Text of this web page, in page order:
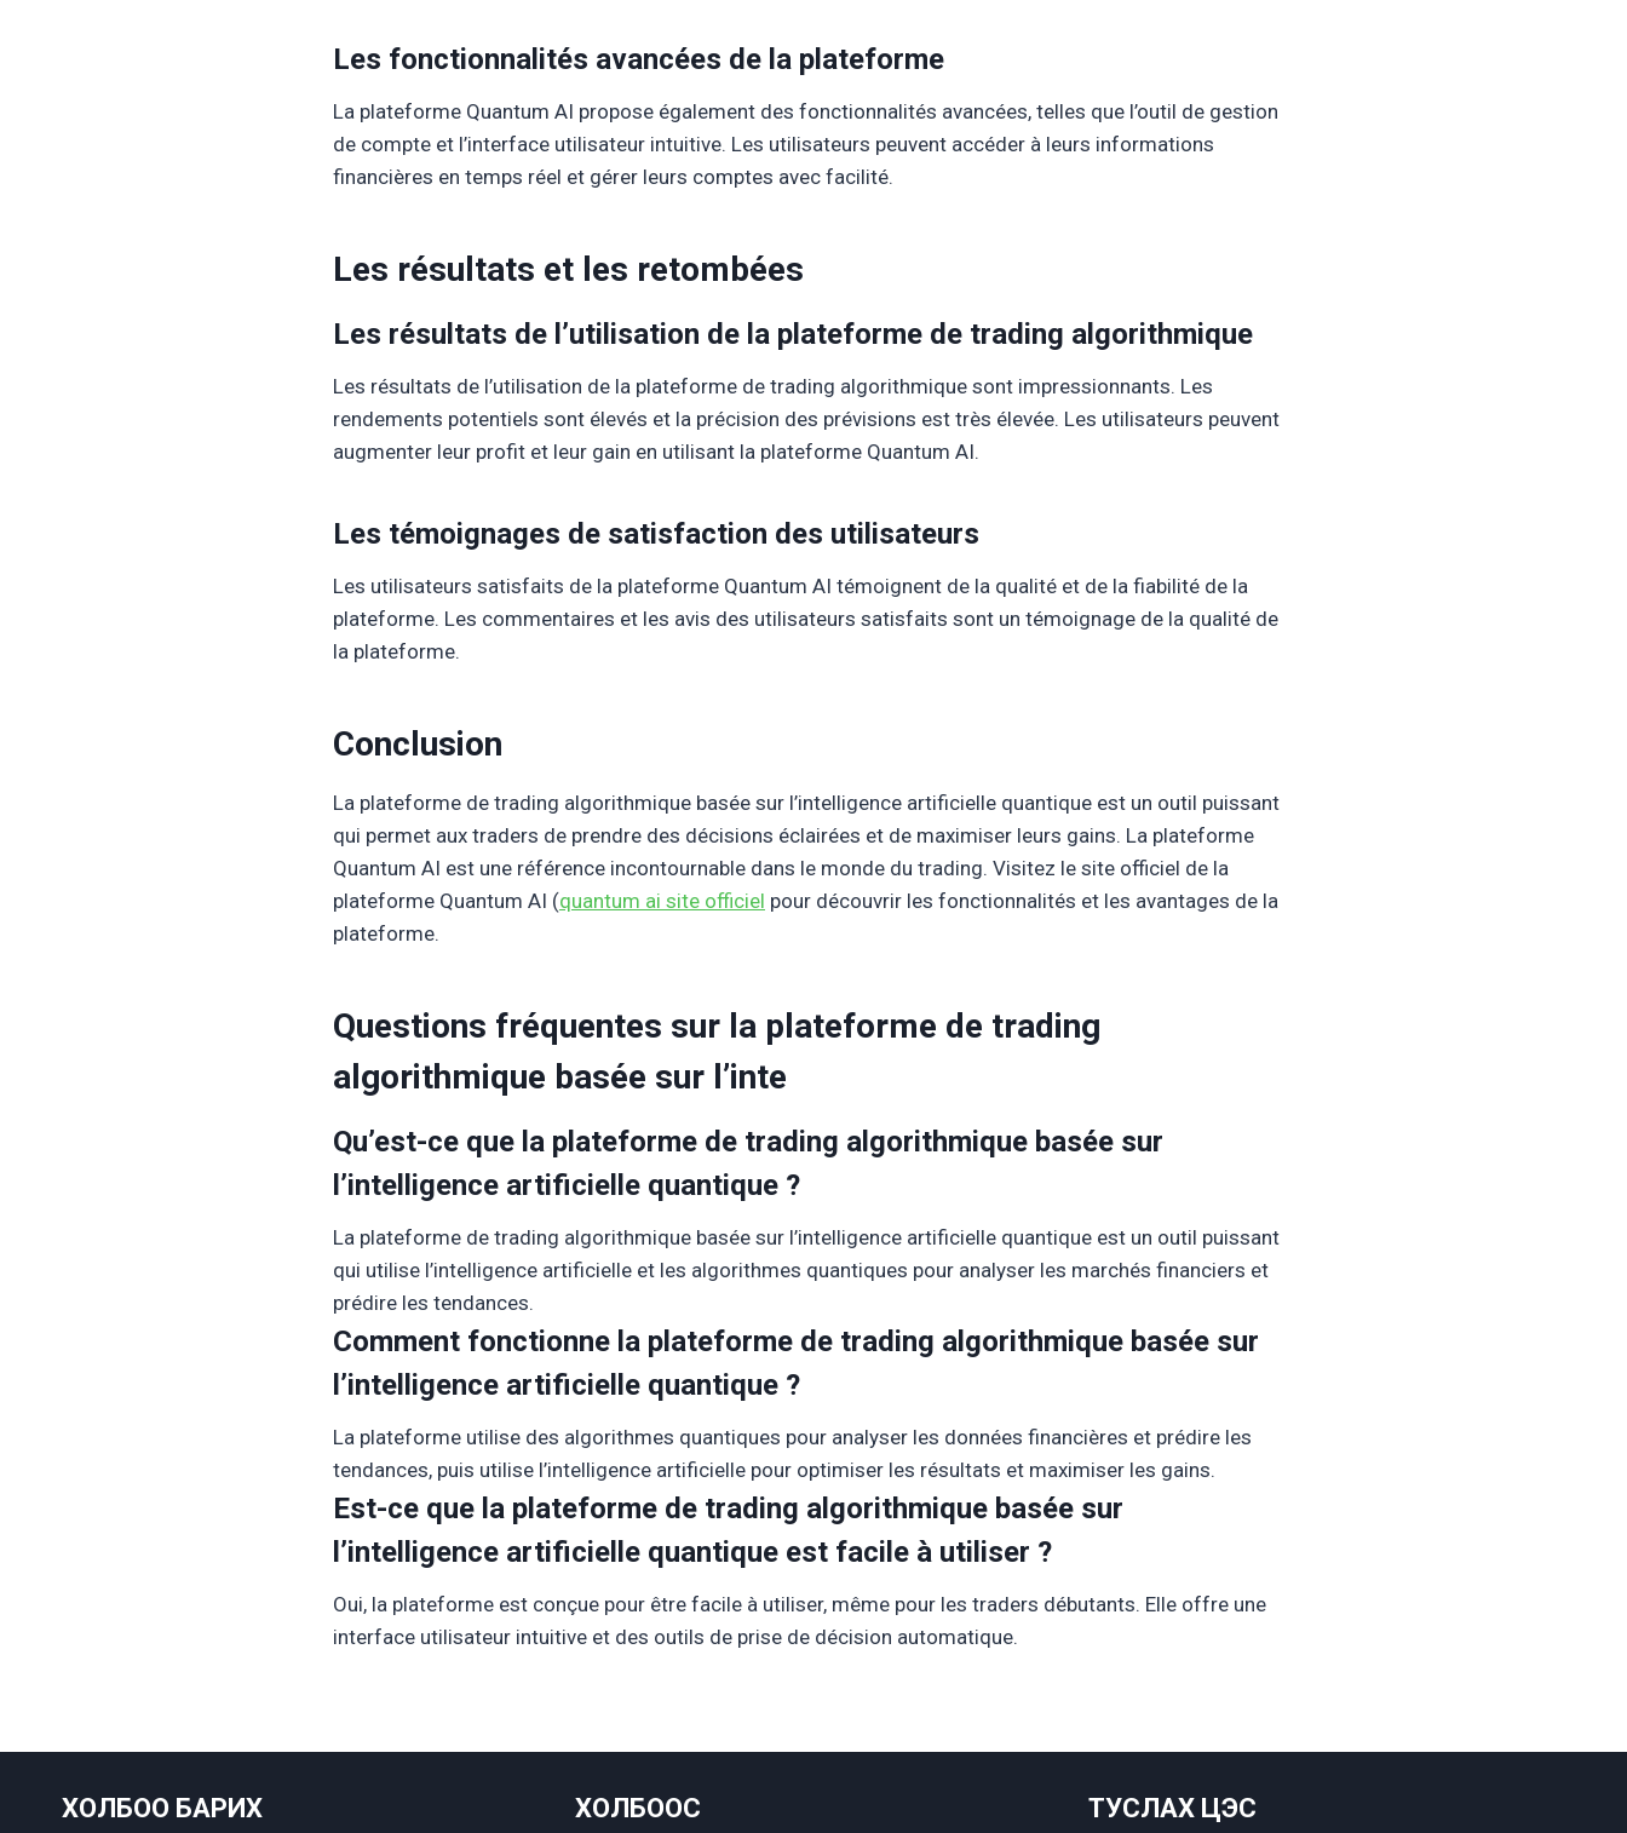
Les fonctionnalités avancées de la plateforme
La plateforme Quantum AI propose également des fonctionnalités avancées, telles que l’outil de gestion
de compte et l’interface utilisateur intuitive. Les utilisateurs peuvent accéder à leurs informations
financières en temps réel et gérer leurs comptes avec facilité.
Les résultats et les retombées
Les résultats de l’utilisation de la plateforme de trading algorithmique
Les résultats de l’utilisation de la plateforme de trading algorithmique sont impressionnants. Les
rendements potentiels sont élevés et la précision des prévisions est très élevée. Les utilisateurs peuvent
augmenter leur profit et leur gain en utilisant la plateforme Quantum AI.
Les témoignages de satisfaction des utilisateurs
Les utilisateurs satisfaits de la plateforme Quantum AI témoignent de la qualité et de la fiabilité de la
plateforme. Les commentaires et les avis des utilisateurs satisfaits sont un témoignage de la qualité de
la plateforme.
Conclusion
La plateforme de trading algorithmique basée sur l’intelligence artificielle quantique est un outil puissant
qui permet aux traders de prendre des décisions éclairées et de maximiser leurs gains. La plateforme
Quantum AI est une référence incontournable dans le monde du trading. Visitez le site officiel de la
plateforme Quantum AI (quantum ai site officiel pour découvrir les fonctionnalités et les avantages de la
plateforme.
Questions fréquentes sur la plateforme de trading
algorithmique basée sur l’inte
Qu’est-ce que la plateforme de trading algorithmique basée sur
l’intelligence artificielle quantique ?
La plateforme de trading algorithmique basée sur l’intelligence artificielle quantique est un outil puissant
qui utilise l’intelligence artificielle et les algorithmes quantiques pour analyser les marchés financiers et
prédire les tendances.
Comment fonctionne la plateforme de trading algorithmique basée sur
l’intelligence artificielle quantique ?
La plateforme utilise des algorithmes quantiques pour analyser les données financières et prédire les
tendances, puis utilise l’intelligence artificielle pour optimiser les résultats et maximiser les gains.
Est-ce que la plateforme de trading algorithmique basée sur
l’intelligence artificielle quantique est facile à utiliser ?
Oui, la plateforme est conçue pour être facile à utiliser, même pour les traders débutants. Elle offre une
interface utilisateur intuitive et des outils de prise de décision automatique.
ХОЛБОО БАРИХ ХОЛБООС ТУСЛАХ ЦЭС